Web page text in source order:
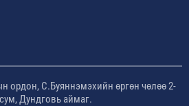
ордон, С.Буяннэмэхийн өргөн чөлөө 2-
Дундговь аймаг.